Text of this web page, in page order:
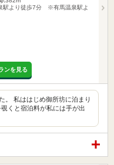
駅より徒歩7分 ※有馬温泉駅よ
ンを見る
。 私ははじめ御所坊に泊まり
くと宿泊料が私には手が出